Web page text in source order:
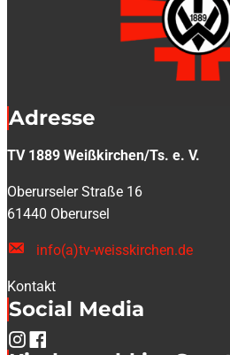
Adresse
TV 1889 Weißkirchen/Ts. e. V.
Oberurseler Straße 16
61440 Oberursel
info(a)tv-weisskirchen.de
Kontakt
Social Media